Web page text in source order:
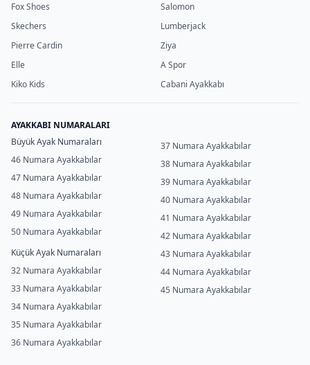
Fox Shoes
Skechers
Pierre Cardin
Elle
Kiko Kids
Salomon
Lumberjack
Ziya
A Spor
Cabani Ayakkabı
AYAKKABI NUMARALARI
Büyük Ayak Numaraları
46 Numara Ayakkabılar
47 Numara Ayakkabılar
48 Numara Ayakkabılar
49 Numara Ayakkabılar
50 Numara Ayakkabılar
Küçük Ayak Numaraları
32 Numara Ayakkabılar
33 Numara Ayakkabılar
34 Numara Ayakkabılar
35 Numara Ayakkabılar
36 Numara Ayakkabılar
37 Numara Ayakkabılar
38 Numara Ayakkabılar
39 Numara Ayakkabılar
40 Numara Ayakkabılar
41 Numara Ayakkabılar
42 Numara Ayakkabılar
43 Numara Ayakkabılar
44 Numara Ayakkabılar
45 Numara Ayakkabılar